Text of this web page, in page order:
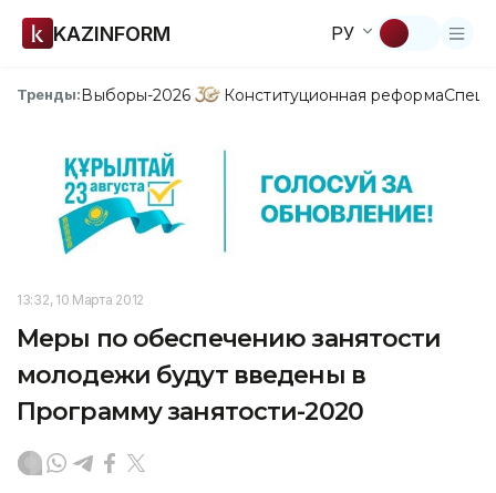
KAZINFORM РУ
Тренды:Выборы-2026 Конституционная реформа
13:32, 10 Марта 2012
Меры по обеспечению занятости
молодежи будут введены в
Программу занятости-2020